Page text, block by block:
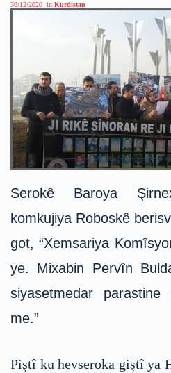
30/12/2020 in Kurdistan
Serokê Baroya
komkujiya Roboskê
got, “Xemsariya
ye. Mixabin Pervîn
siyasetmedar
me.”
Piştî ku hevseroka giştî ya